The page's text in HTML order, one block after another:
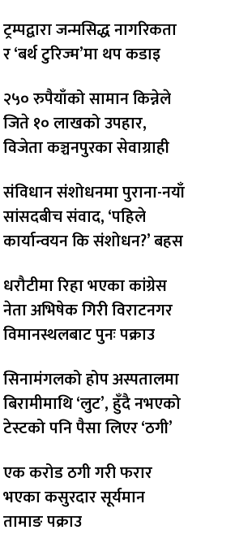
ट्रम्पद्वारा जन्मसिद्ध नागरिकता
र ‘बर्थ टुरिज्म’मा थप कडाइ
२५० रुपैयाँको सामान किन्नेले
जिते १० लाखको उपहार,
विजेता कञ्चनपुरका सेवाग्राही
संविधान संशोधनमा पुराना-नयाँ
सांसदबीच संवाद, ‘पहिले
कार्यान्वयन कि संशोधन?’ बहस
धरौटीमा रिहा भएका कांग्रेस
नेता अभिषेक गिरी विराटनगर
विमानस्थलबाट पुनः पक्राउ
सिनामंगलको होप अस्पतालमा
बिरामीमाथि ‘लुट’, हुँदै नभएको
टेस्टको पनि पैसा लिएर ‘ठगी’
एक करोड ठगी गरी फरार
भएका कसुरदार सूर्यमान
तामाङ पक्राउ